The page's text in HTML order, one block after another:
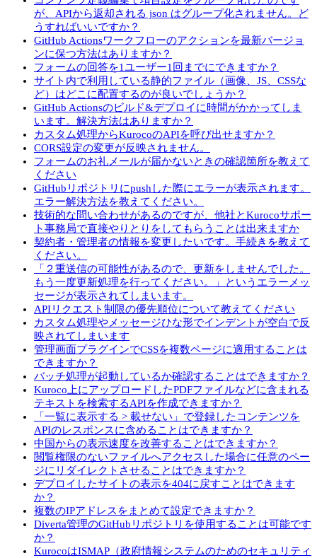
が、APIから返却される json はグループ化されません。ど
うすればいいですか？
GitHub Actionsワークフローのアクションを最新バージョ
ンに保つ方法はありますか？
フォームの回答を1ユーザー1回までにできますか？
サイト内で利用している静的ファイル（画像、JS、CSSな
ど）はどこに配置するのが良いでしょうか？
GitHub Actionsのビルド&デプロイに時間がかかってしま
います。解決方法はありますか？
カスタム処理からKurocoのAPIを呼び出せますか？
CORS設定の変更が反映されません。
フォームのお礼メールが届かないときの確認箇所を教えて
ください
GitHubリポジトリにpushした際にエラーが表示されます。
エラー解決方法を教えてください。
技術的な問い合わせがあるのですが、他社とKurocoサポー
ト事務局で直接やりとりをしてもらうことは出来ますか
契約者・管理者の情報を変更したいです。手続きを教えて
ください。
「２重送信の可能性があるので、更新をしませんでした。
もう一度更新処理を行ってください。」というエラーメッ
セージが表示されてしまいます。
APIリクエスト制限の優先順位について教えてください
カスタム処理やメッセージひな形でインデントが空白で反
映されてしまいます
管理画面プラグインでCSSを複数ページに適用することは
できますか？
バッチ処理が起動しているか確認することはできますか？
Kuroco上にアップロードしたPDFファイルなどに含まれる
テキストを検索するAPIを作成できますか？
「一覧に表示する > 載せない」で登録したコンテンツを
APIのレスポンスに含めることはできますか？
中国からの表示速度を改善することはできますか？
閲覧権限のないファイルへアクセスした場合に任意のペー
ジにリダイレクトさせることはできますか？
デプロイしたサイトの表示を404に戻すことはできます
か？
複数のIPアドレスをまとめて設定できますか？
Diverta管理のGitHubリポジトリを使用することは可能です
か？
KurocoはISMAP（政府情報システムのためのセキュリティ